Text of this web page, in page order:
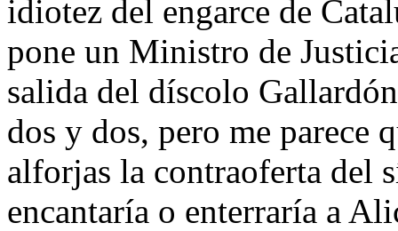
idiotez del engarce de
pone un Ministro de
salida del díscolo
dos y dos, pero me parece
alforjas la contraoferta del
encantaría o enterraría a